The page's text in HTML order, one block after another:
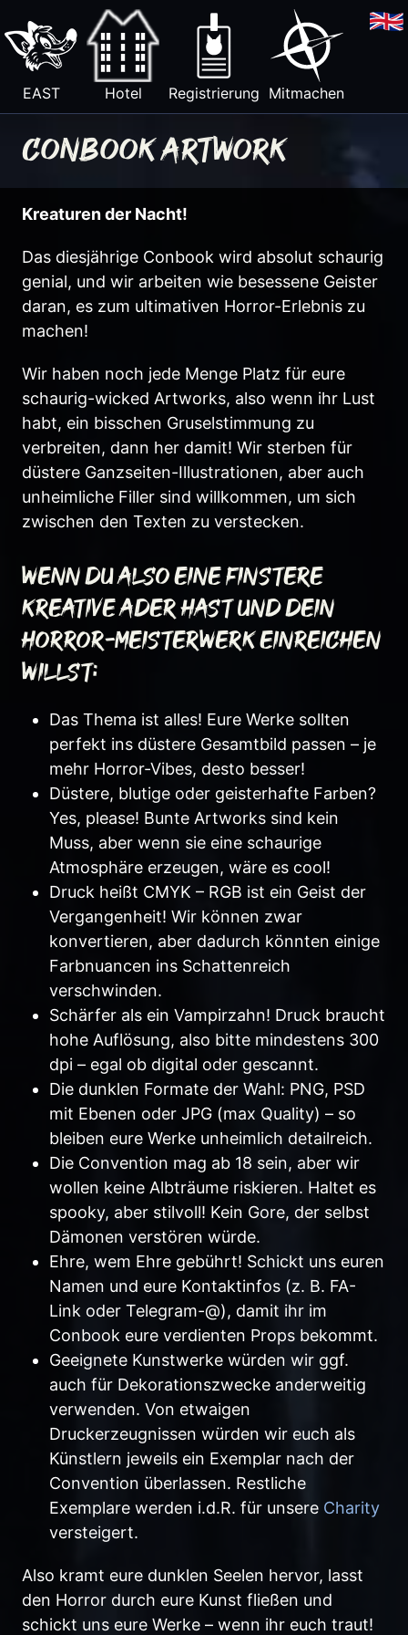
EAST Hotel Registrierung Mitmachen
Conbook Artwork
Kreaturen der Nacht!
Das diesjährige Conbook wird absolut schaurig
genial, und wir arbeiten wie besessene Geister
daran, es zum ultimativen Horror-Erlebnis zu
machen!
Wir haben noch jede Menge Platz für eure
schaurig-wicked Artworks, also wenn ihr Lust
habt, ein bisschen Gruselstimmung zu
verbreiten, dann her damit! Wir sterben für
düstere Ganzseiten-Illustrationen, aber auch
unheimliche Filler sind willkommen, um sich
zwischen den Texten zu verstecken.
Wenn du also eine finstere
kreative Ader hast und dein
Horror-Meisterwerk einreichen
willst:
Das Thema ist alles! Eure Werke sollten
perfekt ins düstere Gesamtbild passen – je
mehr Horror-Vibes, desto besser!
Düstere, blutige oder geisterhafte Farben?
Yes, please! Bunte Artworks sind kein
Muss, aber wenn sie eine schaurige
Atmosphäre erzeugen, wäre es cool!
Druck heißt CMYK – RGB ist ein Geist der
Vergangenheit! Wir können zwar
konvertieren, aber dadurch könnten einige
Farbnuancen ins Schattenreich
verschwinden.
Schärfer als ein Vampirzahn! Druck braucht
hohe Auflösung, also bitte mindestens 300
dpi – egal ob digital oder gescannt.
Die dunklen Formate der Wahl: PNG, PSD
mit Ebenen oder JPG (max Quality) – so
bleiben eure Werke unheimlich detailreich.
Die Convention mag ab 18 sein, aber wir
wollen keine Albträume riskieren. Haltet es
spooky, aber stilvoll! Kein Gore, der selbst
Dämonen verstören würde.
Ehre, wem Ehre gebührt! Schickt uns euren
Namen und eure Kontaktinfos (z. B. FA-
Link oder Telegram-@), damit ihr im
Conbook eure verdienten Props bekommt.
Geeignete Kunstwerke würden wir ggf.
auch für Dekorationszwecke anderweitig
verwenden. Von etwaigen
Druckerzeugnissen würden wir euch als
Künstlern jeweils ein Exemplar nach der
Convention überlassen. Restliche
Exemplare werden i.d.R. für unsere Charity
versteigert.
Also kramt eure dunklen Seelen hervor, lasst
den Horror durch eure Kunst fließen und
schickt uns eure Werke – wenn ihr euch traut!